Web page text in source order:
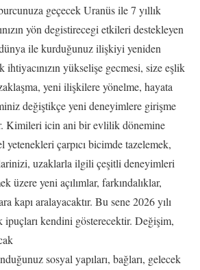
geçecek Uranüs ile 7 yıllık
yön degistirecegi etkileri destekleyen
ile kurduğunuz ilişkiyi yeniden
yükselişe gecmesi, size eşlik
yeni ilişkilere yönelme, hayata
değiştikçe yeni deneyimlere girişme
Kimileri icin ani bir evlilik dönemine
çarpıcı bicimde tazelemek,
uzaklarla ilgili çeşitli deneyimleri
üzere yeni açılımlar, farkındalıklar,
kapı aralayacaktır. Bu sene 2026 yılı
kendini gösterecektir. Değişim,
sosyal yapıları, bağları, gelecek